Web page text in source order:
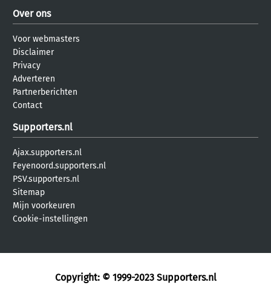
Over ons
Voor webmasters
Disclaimer
Privacy
Adverteren
Partnerberichten
Contact
Supporters.nl
Ajax.supporters.nl
Feyenoord.supporters.nl
PSV.supporters.nl
Sitemap
Mijn voorkeuren
Cookie-instellingen
Copyright: © 1999-2023 Supporters.nl